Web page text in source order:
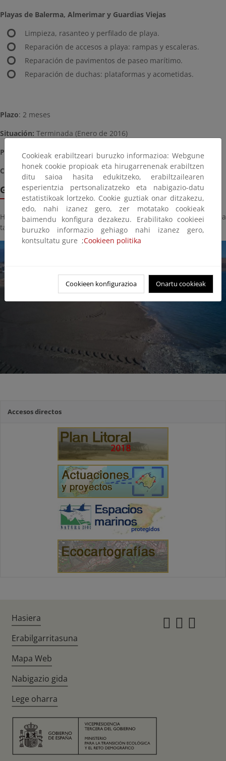
Playas de Balerma, Almerimar y Guardias Viejas
Limpieza, rasanteo y perfilado de playa.
Reparación de accesos a playa: rampas y escaleras.
Reparación de pavimentos de paseo marítimo.
Reparación de duchas: plataformas y acometidas.
Plazo: 2 meses
Situación: Terminada (Enero de 2016)
Presupuesto: 150.000,00 € (entre las obras de Adra y El Ejido)
Coordenadas: X: 509.882 Y: 4.066.856 (WGS84) (30 S)
Galería de imágenes
Haga click sobre la imagen para ver la galería del proyecto a
tamaño completo:
Accesos directos
Cookieak erabiltzeari buruzko informazioa: Webgune
honek cookie propioak eta hirugarrenenak erabiltzen
ditu saioa hasita edukitzeko, erabiltzailearen
esperientzia pertsonalizatzeko eta nabigazio-datu
estatistikoak lortzeko. Cookie guztiak onar ditzakezu,
edo, nahi izanez gero, zer motatako cookieak
baimendu konfigura dezakezu. Erabilitako cookieei
buruzko informazio gehiago nahi izanez gero,
kontsultatu gure ;Cookieen politika
Cookieen konfigurazioa Onartu cookieak
Hasiera
Erabilgarritasuna
Mapa Web
Nabigazio gida
Lege oharra